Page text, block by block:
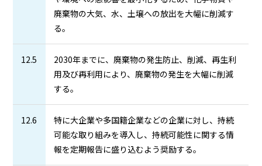
廃棄物の大気、水、土壌への放出を大幅に削減す
る。
12.5
2030年までに、廃棄物の発生防止、削減、再生利
用及び再利用により、廃棄物の発生を大幅に削減
する。
12.6
特に大企業や多国籍企業などの企業に対し、持続
可能な取り組みを導入し、持続可能性に関する情
報を定期報告に盛り込むよう奨励する。